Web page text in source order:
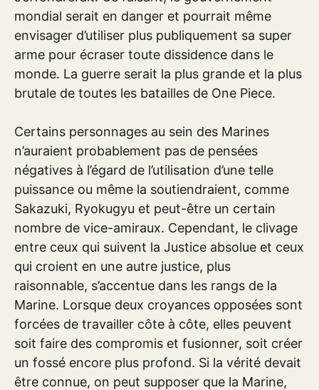
mondial serait en danger et pourrait même
envisager d’utiliser plus publiquement sa super
arme pour écraser toute dissidence dans le
monde. La guerre serait la plus grande et la plus
brutale de toutes les batailles de One Piece.
Certains personnages au sein des Marines
n’auraient probablement pas de pensées
négatives à l’égard de l’utilisation d’une telle
puissance ou même la soutiendraient, comme
Sakazuki, Ryokugyu et peut-être un certain
nombre de vice-amiraux. Cependant, le clivage
entre ceux qui suivent la Justice absolue et ceux
qui croient en une autre justice, plus
raisonnable, s’accentue dans les rangs de la
Marine. Lorsque deux croyances opposées sont
forcées de travailler côte à côte, elles peuvent
soit faire des compromis et fusionner, soit créer
un fossé encore plus profond. Si la vérité devait
être connue, on peut supposer que la Marine,